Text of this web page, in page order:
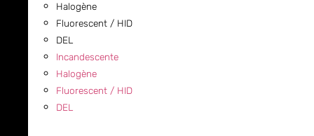
Halogène
Fluorescent / HID
DEL
Incandescente
Halogène
Fluorescent / HID
DEL